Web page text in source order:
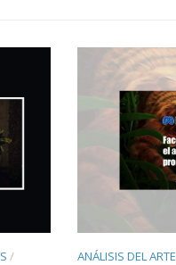
/
ANÁLISIS DEL ARTE